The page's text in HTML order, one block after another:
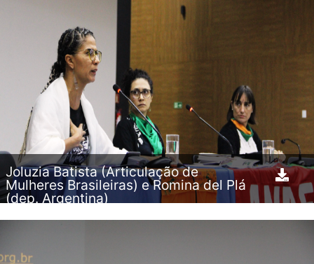
Joluzia Batista (Articulação de
Mulheres Brasileiras) e Romina del Plá
(dep. Argentina)